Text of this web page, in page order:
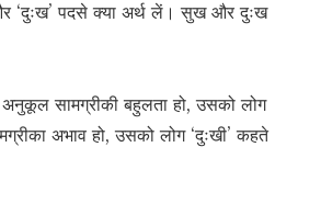
‘दुःख’ पदसे क्या अर्थ लें। सुख और दुःख
सामग्रीकी बहुलता हो, उसको लोग
अभाव हो, उसको लोग ‘दुःखी’ कहते